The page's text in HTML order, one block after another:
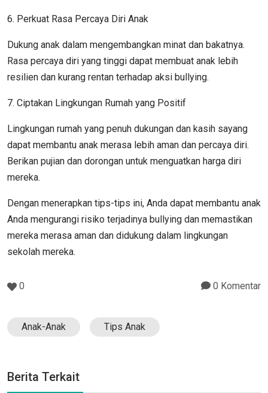
6. Perkuat Rasa Percaya Diri Anak
Dukung anak dalam mengembangkan minat dan bakatnya.
Rasa percaya diri yang tinggi dapat membuat anak lebih
resilien dan kurang rentan terhadap aksi bullying.
7. Ciptakan Lingkungan Rumah yang Positif
Lingkungan rumah yang penuh dukungan dan kasih sayang
dapat membantu anak merasa lebih aman dan percaya diri.
Berikan pujian dan dorongan untuk menguatkan harga diri
mereka.
Dengan menerapkan tips-tips ini, Anda dapat membantu anak
Anda mengurangi risiko terjadinya bullying dan memastikan
mereka merasa aman dan didukung dalam lingkungan
sekolah mereka.
0 0 Komentar
Anak-Anak Tips Anak
Berita Terkait